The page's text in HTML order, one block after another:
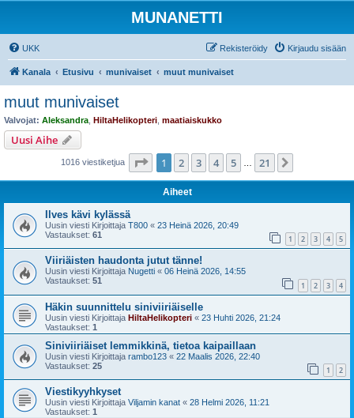
MUNANETTI
UKK Kirjaudu sisään
Rekisteröidy
Kanala Etusivu munivaiset muut munivaiset
muut munivaiset
Valvojat: Aleksandra HiltaHelikopteri maatiaiskukko
Uusi Aihe
1016 viestiketjua Sivu /21
1 2 3 4 5 21
Aiheet
Ilves kävi kylässä
Uusin viesti Kirjoittaja T800 « 23 Heinä 2026, 20:49
Vastaukset: 61 1 2 3 4 5
Viiriäisten haudonta jutut tänne!
Uusin viesti Kirjoittaja Nugetti « 06 Heinä 2026, 14:55
Vastaukset: 51 1 2 3 4
Häkin suunnittelu siniviiriäiselle
Uusin viesti Kirjoittaja HiltaHelikopteri « 23 Huhti 2026, 21:24
Vastaukset: 1
Siniviiriäiset lemmikkinä, tietoa kaipaillaan
Uusin viesti Kirjoittaja rambo123 « 22 Maalis 2026, 22:40
Vastaukset: 25 1 2
Viestikyyhkyset
Uusin viesti Kirjoittaja Viljamin kanat « 28 Helmi 2026, 11:21
Vastaukset: 1